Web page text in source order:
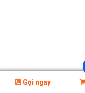
Gọi ngay